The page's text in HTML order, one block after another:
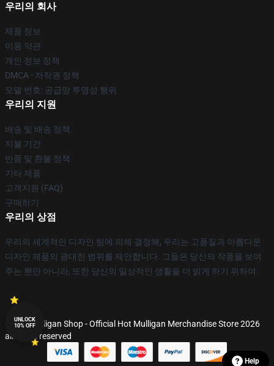
우리의 회사
제품 정보
이용 약관
개인 정보 정책
DMCA - 저작권 정책
모델 번호: 공급망 투명성 행위
우리의 지원
배송 및 배송 정책
지불 기간
반품 및 환불 정책
기타 제품
고객지원 (FAQ)
구매하기
우리의 상점
우리의 세계적인 디자인 팀에 의해 결정해, 우리는 고품질과 아름다운
디자인 제품의 광대한 범위를 제안합니다. 그들은 당신의 작풍을 보여
주는 뿐만 아니라, 또한 당신의 일상적인 생활을 더 밝게 하기 위하여.
© Hot Mulligan Shop - Official Hot Mulligan Merchandise Store 2026
all rights reserved
UNLOCK
10% OFF
Help